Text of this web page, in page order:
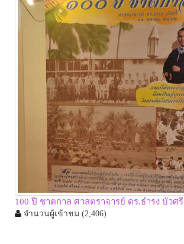
100 ปี ชาตกาล ศาสตราจารย์ ดร.ธำรง บัวศรี
จำนวนผู้เข้าชม (2,406)